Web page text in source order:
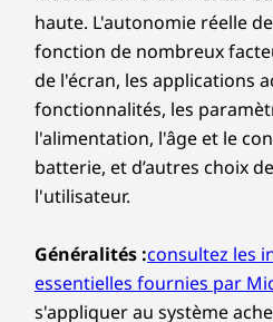
haute. L'autonomie réelle
fonction de nombreux
de l'écran, les applications
fonctionnalités, les
l'alimentation, l'âge et le
batterie, et d’autres choix
l'utilisateur.
Généralités :consultez les
essentielles fournies par
s'appliquer au système